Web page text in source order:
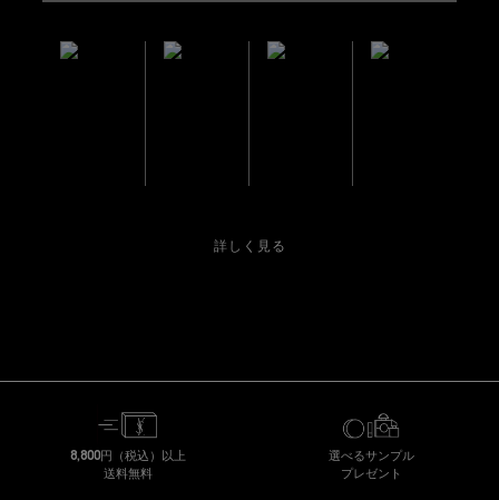
詳しく見る
8,800円（税込）以上
送料無料
選べるサンプル
プレゼント